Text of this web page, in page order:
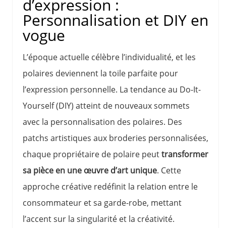
d’expression :
Personnalisation et DIY en
vogue
L’époque actuelle célèbre l’individualité, et les
polaires deviennent la toile parfaite pour
l’expression personnelle. La tendance au Do-It-
Yourself (DIY) atteint de nouveaux sommets
avec la personnalisation des polaires. Des
patchs artistiques aux broderies personnalisées,
chaque propriétaire de polaire peuttransformer
sa pièce en une œuvre d’art unique. Cette
approche créative redéfinit la relation entre le
consommateur et sa garde-robe, mettant
l’accent sur la singularité et la créativité.